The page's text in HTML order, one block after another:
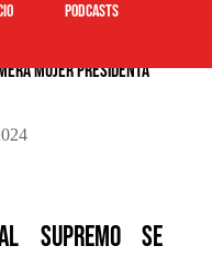
podcasts
mujer presidenta
Supremo se